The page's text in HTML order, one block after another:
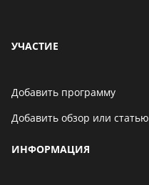
УЧАСТИЕ
Добавить программу
Добавить обзор или статью
ИНФОРМАЦИЯ